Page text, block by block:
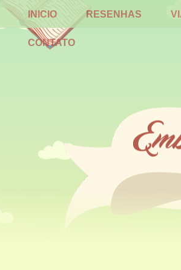
INICIO RESENHAS
CONTATO